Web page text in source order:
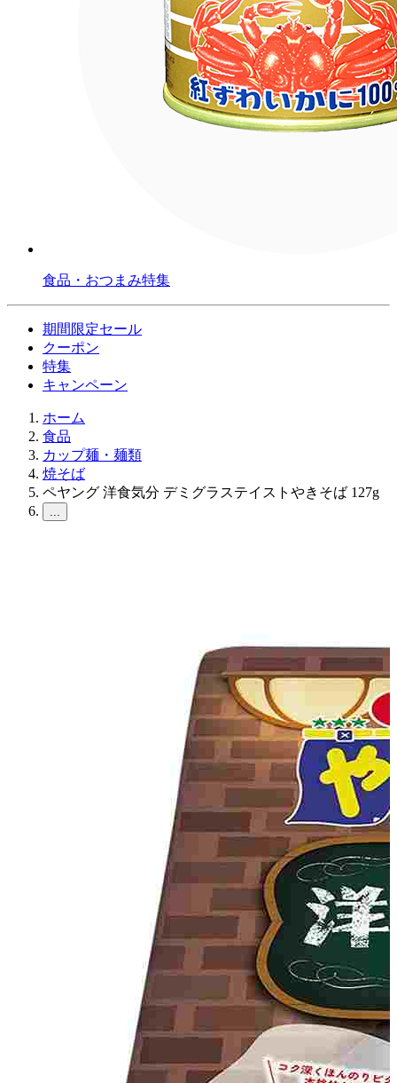
食品・おつまみ特集
期間限定セール
クーポン
特集
キャンペーン
ホーム
食品
カップ麺・麺類
焼そば
ペヤング 洋食気分 デミグラステイストやきそば 127g
...